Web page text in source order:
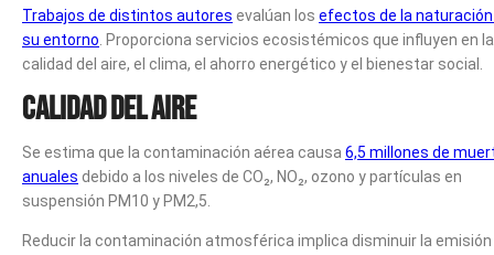
Trabajos de distintos autores evalúan los efectos de la
su entorno . Proporciona servicios ecosistémicos que influyen en la
calidad del aire, el clima, el ahorro energético y el bienestar social.
Calidad del aire
Se estima que la contaminación aérea causa 6,5 millones de
anuales debido a los niveles de CO₂, NO₂, ozono y partículas en
suspensión PM10 y PM2,5.
Reducir la contaminación atmosférica implica disminuir la emisión